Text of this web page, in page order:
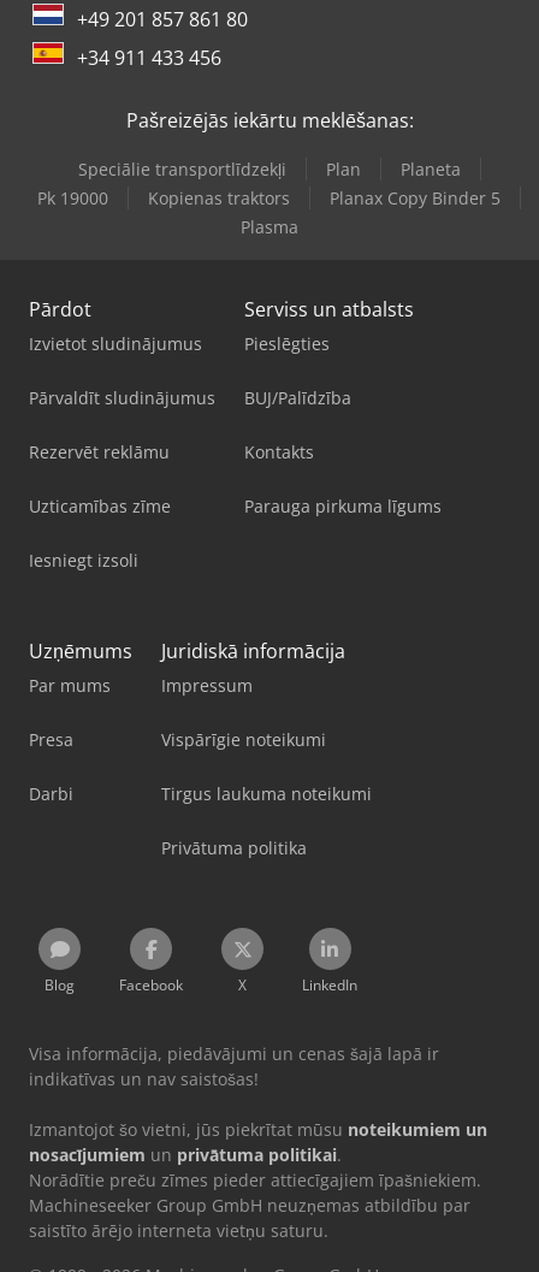
+49 201 857 861 80
+34 911 433 456
Pašreizējās iekārtu meklēšanas:
Speciālie transportlīdzekļi Plan
Planeta
Pk 19000
Kopienas traktors
Planax Copy Binder 5
Plasma
Pārdot
Izvietot sludinājumus
Pārvaldīt sludinājumus
Rezervēt reklāmu
Uzticamības zīme
Iesniegt izsoli
Serviss un atbalsts
Pieslēgties
BUJ/Palīdzība
Kontakts
Parauga pirkuma līgums
Uzņēmums
Par mums
Presa
Darbi
Juridiskā informācija
Impressum
Vispārīgie noteikumi
Tirgus laukuma noteikumi
Privātuma politika
Blog Facebook X LinkedIn
Visa informācija, piedāvājumi un cenas šajā lapā ir
indikatīvas un nav saistošas!
Izmantojot šo vietni, jūs piekrītat mūsu noteikumiem un
nosacījumiem un privātuma politikai.
Norādītie preču zīmes pieder attiecīgajiem īpašniekiem.
Machineseeker Group GmbH neuzņemas atbildību par
saistīto ārējo interneta vietņu saturu.